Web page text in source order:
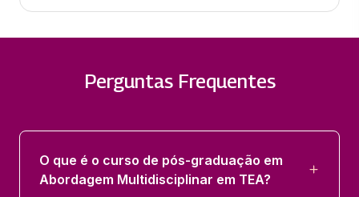
BASES NEUROPSICOFISIOLOGICAS DO
COMUNICACAO, SOCIALIZACAO,
36 horas
DIAGNOSTICO E ESTRATEGIAS DE
INTERVENCAO NO TEA
Perguntas Frequentes
O que é o curso de pós-graduação em
Abordagem Multidisciplinar em TEA?